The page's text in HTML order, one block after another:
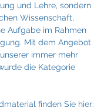
und Lehre, sondern
Wissenschaft,
Aufgabe im Rahmen
Mit dem Angebot
immer mehr
die Kategorie
finden Sie hier: